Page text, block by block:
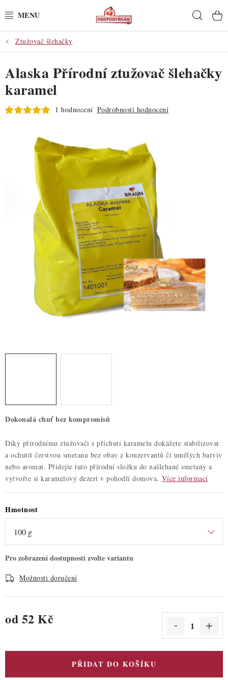
na
POTŘEBY
POMŮCKY
SUROVINY
PRO OSLAVY
DO KUCHYNĚ
POCHUTINY
ZDRAVÉ PEČENÍ
DÁRKOVÉ POUKAZY
TÉMATICKÉ PRODUKTY
PROFI BALENÍ
Hodnocení obchodu
Blog
Moje objednávka
Podmínky ochrany osobních údajů
Ztužovač šlehačky
Dokonalá chuť bez kompromisů
Díky přírodnímu ztužovači s příchutí karamelu dokážete stabilizovat
a ochutit čerstvou smetanu bez obav z konzervantů či umělých barviv
nebo aromat. Přidejte tuto přírodní složku do našlehané smetany a
vytvořte si karamelový dezert v pohodlí domova. Více informací
Hmotnost
Možnosti doručení
od 52 Kč
PŘIDAT DO KOŠÍKU
Alaska Přírodní ztužovač šlehačky
karamel
1 hodnocení Podrobnosti hodnocení